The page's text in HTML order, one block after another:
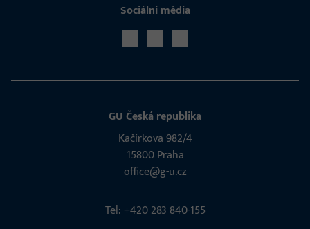
Sociální média
GU Česká republika
Kačírkova 982/4
15800 Praha
office@g-u.cz
Tel: +420 283 840-155